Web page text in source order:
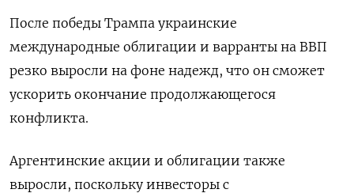
После победы Трампа украинские
международные облигации и варранты на ВВП
резко выросли на фоне надежд, что он сможет
ускорить окончание продолжающегося
конфликта.
Аргентинские акции и облигации также
выросли, поскольку инвесторы с